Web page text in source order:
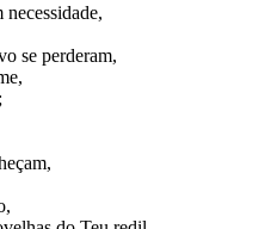
necessidade,
se perderam,